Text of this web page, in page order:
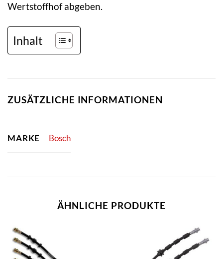
Wertstoffhof abgeben.
Inhalt
ZUSÄTZLICHE INFORMATIONEN
MARKE Bosch
ÄHNLICHE PRODUKTE